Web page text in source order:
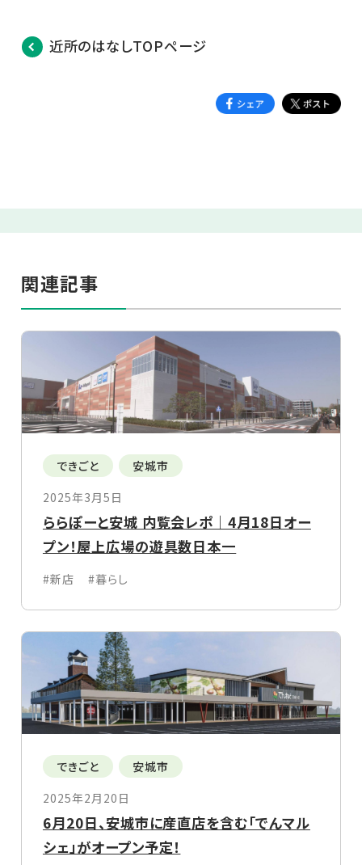
近所のはなしTOPページ
関連記事
できごと
安城市
2025年3月5日
ららぽーと安城 内覧会レポ｜4月18日オー
プン！屋上広場の遊具数日本一
#新店 #暮らし
できごと
安城市
2025年2月20日
6月20日、安城市に産直店を含む「でんマル
シェ」がオープン予定！